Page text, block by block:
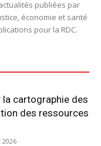
publiées par
économie et santé
pour la RDC.
la cartographie des
des ressources
2026